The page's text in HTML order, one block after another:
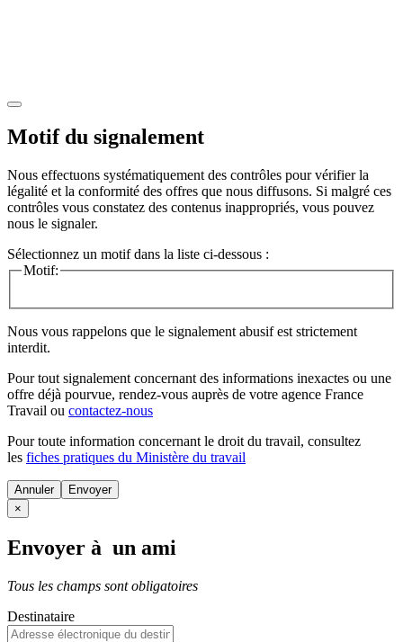
Motif du signalement
Nous effectuons systématiquement des contrôles pour vérifier la
légalité et la conformité des offres que nous diffusons. Si malgré ces
contrôles vous constatez des contenus inappropriés, vous pouvez
nous le signaler.
Sélectionnez un motif dans la liste ci-dessous :
Motif:
Nous vous rappelons que le signalement abusif est strictement
interdit.
Pour tout signalement concernant des informations inexactes ou une
offre déjà pourvue, rendez-vous auprès de votre agence France
Travail ou contactez-nous
Pour toute information concernant le droit du travail, consultez
les fiches pratiques du Ministère du travail
Annuler
×
Envoyer à un ami
Tous les champs sont obligatoires
Destinataire